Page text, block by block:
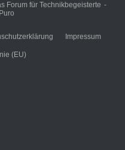
Forum für Technikbegeisterte
Puro
Impressum
(EU)